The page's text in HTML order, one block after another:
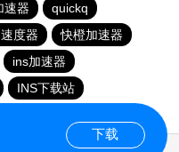
速器
quickq
度器
快橙加速器
ins加速器
INS下载站
下载